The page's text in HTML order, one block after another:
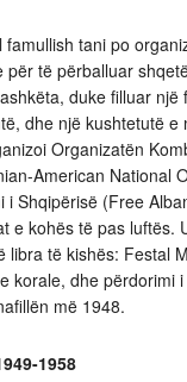
famullish tani po
për të përballuar
duke filluar një
dhe një kushtetutë e
Organizatën
American National
i Shqipërisë (Free
e kohës të pas luftës.
libra të kishës: Festal
korale, dhe përdorimi
më 1948.
1958